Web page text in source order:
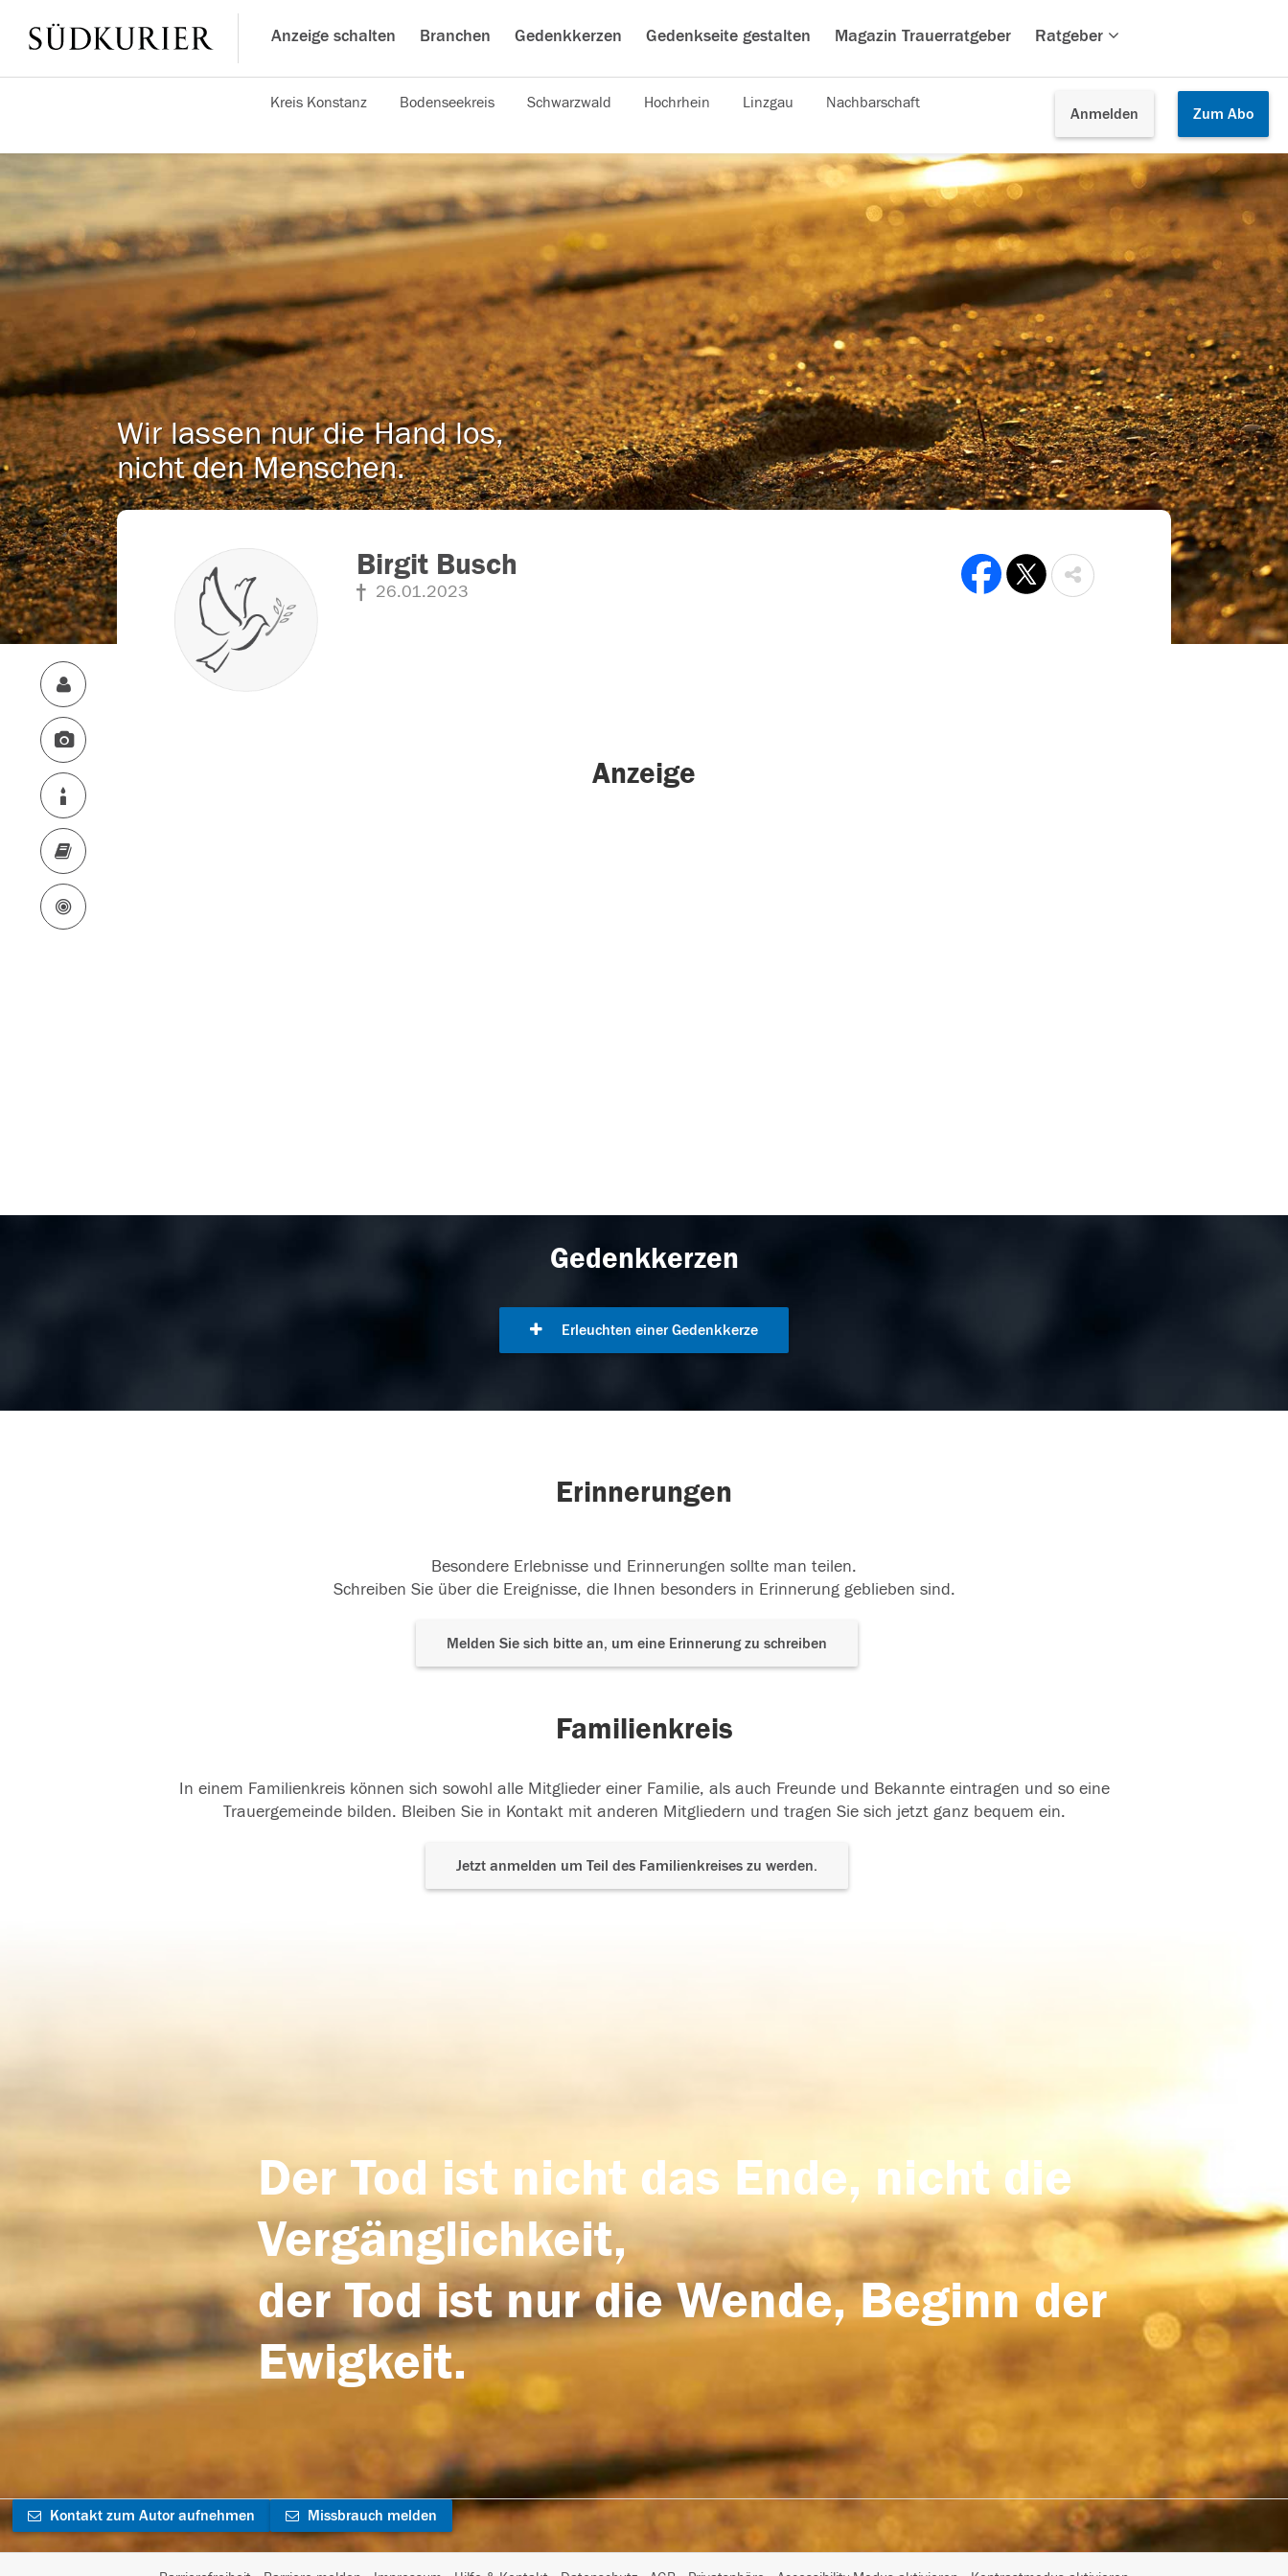
Anzeige schalten Branchen Gedenkkerzen Gedenkseite gestalten Magazin Trauerratgeber Ratgeber
Anmelden Zum Abo
Kreis Konstanz Bodenseekreis Schwarzwald Hochrhein Linzgau Nachbarschaft
Wir lassen nur die Hand los,
nicht den Menschen.
Birgit Busch
26.01.2023
Anzeige
Gedenkkerzen
Erleuchten einer Gedenkkerze
Erinnerungen
Besondere Erlebnisse und Erinnerungen sollte man teilen.
Schreiben Sie über die Ereignisse, die Ihnen besonders in Erinnerung geblieben sind.
Melden Sie sich bitte an, um eine Erinnerung zu schreiben
Familienkreis
In einem Familienkreis können sich sowohl alle Mitglieder einer Familie, als auch Freunde und Bekannte eintragen und so eine
Trauergemeinde bilden. Bleiben Sie in Kontakt mit anderen Mitgliedern und tragen Sie sich jetzt ganz bequem ein.
Jetzt anmelden um Teil des Familienkreises zu werden.
Der Tod ist nicht das Ende, nicht die
Vergänglichkeit,
der Tod ist nur die Wende, Beginn der
Ewigkeit.
Kontakt zum Autor aufnehmen Missbrauch melden